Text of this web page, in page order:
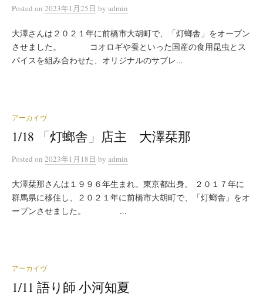
Posted on 2023年1月25日 by admin
大澤さんは２０２１年に前橋市大胡町で、「灯螂舎」をオープン
させました。 コオロギや蚕といった国産の食用昆虫とス
パイスを組み合わせた、オリジナルのサブレ...
アーカイヴ
1/18 「灯螂舎」店主 大澤栞那
Posted on 2023年1月18日 by admin
大澤栞那さんは１９９６年生まれ。東京都出身。 ２０１７年に
群馬県に移住し、２０２１年に前橋市大胡町で、「灯螂舎」をオ
ープンさせました。 ...
アーカイヴ
1/11 語り師 小河知夏